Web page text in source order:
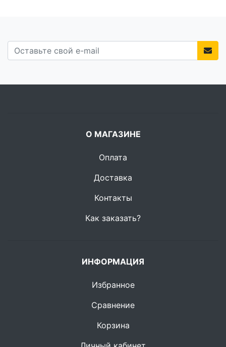
О МАГАЗИНЕ
Оплата
Доставка
Контакты
Как заказать?
ИНФОРМАЦИЯ
Избранное
Сравнение
Корзина